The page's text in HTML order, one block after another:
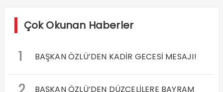
Çok Okunan Haberler
1 BAŞKAN ÖZLÜ’DEN KADİR GECESİ MESAJI!
BAŞKAN ÖZLÜ’DEN DÜZCELİLERE BAYRAM